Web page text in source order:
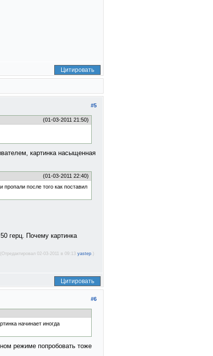
Цитировать
#5
(01-03-2011 21:50)
картинка насыщенная
(01-03-2011 22:40)
после того как поставил
герц. Почему картинка
(Отредактировал 02-03-2011 в 09:13 yastep.)
Цитировать
#6
начинает иногда
режиме попробовать тоже